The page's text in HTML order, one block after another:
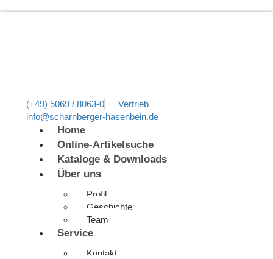
(+49) 5069 / 8063-0
Vertrieb
info@scharnberger-hasenbein.de
Home
Online-Artikelsuche
Kataloge & Downloads
Über uns
Profil
Geschichte
Team
Service
Kontakt